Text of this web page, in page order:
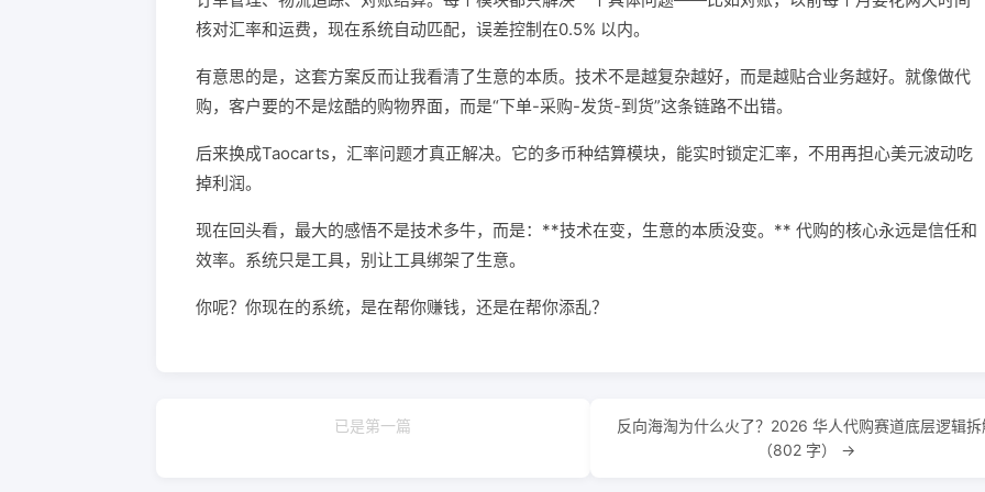
核对汇率和运费，现在系统自动匹配，误差控制在0.5% 以内。
有意思的是，这套方案反而让我看清了生意的本质。技术不是越复杂越好，而是越贴合业务越好。就像做代
购，客户要的不是炫酷的购物界面，而是“下单-采购-发货-到货”这条链路不出错。
后来换成Taocarts，汇率问题才真正解决。它的多币种结算模块，能实时锁定汇率，不用再担心美元波动吃
掉利润。
现在回头看，最大的感悟不是技术多牛，而是：**技术在变，生意的本质没变。** 代购的核心永远是信任和
效率。系统只是工具，别让工具绑架了生意。
你呢？你现在的系统，是在帮你赚钱，还是在帮你添乱？
已是第一篇
反向海淘为什么火了？2026 华人代购赛道底层逻辑拆
（802 字） →